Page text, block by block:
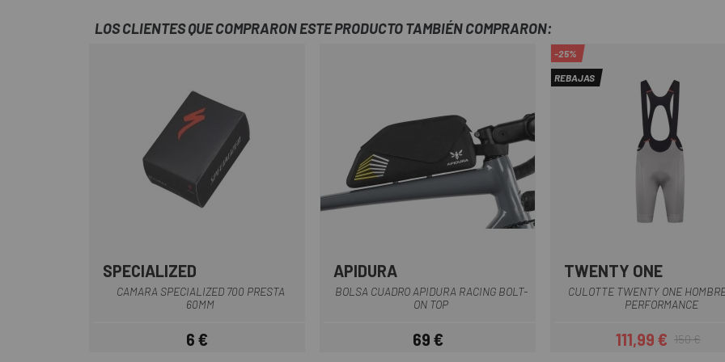
LOS CLIENTES QUE COMPRARON ESTE PRODUCTO TAMBIÉN COMPRARON:
SPECIALIZED
CAMARA SPECIALIZED 700 PRESTA
60MM
Precio
6 €
APIDURA
BOLSA CUADRO APIDURA RACING BOLT-
ON TOP
Precio
69 €
Verde Oliva
Azul Claro
Azul Oscuro
-25%
REBAJAS
TWENTY ONE
CULOTTE TWENTY ONE
PERFORMANCE
Precio
111,99 €Precio regular
150 €